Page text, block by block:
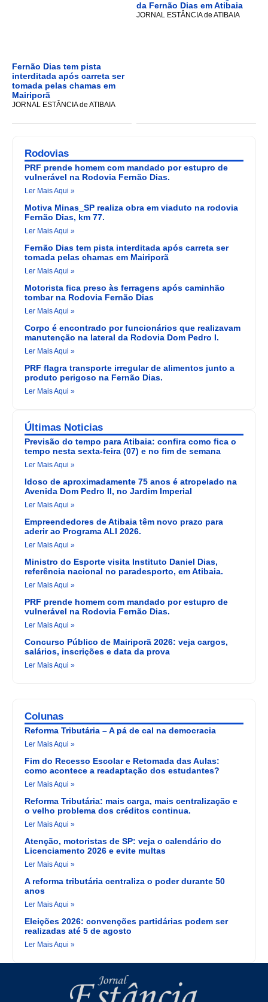
Fernão Dias tem pista
interditada após carreta ser
tomada pelas chamas em
Mairiporã
JORNAL ESTÂNCIA de ATIBAIA
da Fernão Dias em Atibaia
JORNAL ESTÂNCIA de ATIBAIA
Rodovias
PRF prende homem com mandado por estupro de
vulnerável na Rodovia Fernão Dias.
Ler Mais Aqui »
Motiva Minas_SP realiza obra em viaduto na rodovia
Fernão Dias, km 77.
Ler Mais Aqui »
Fernão Dias tem pista interditada após carreta ser
tomada pelas chamas em Mairiporã
Ler Mais Aqui »
Motorista fica preso às ferragens após caminhão
tombar na Rodovia Fernão Dias
Ler Mais Aqui »
Corpo é encontrado por funcionários que realizavam
manutenção na lateral da Rodovia Dom Pedro I.
Ler Mais Aqui »
PRF flagra transporte irregular de alimentos junto a
produto perigoso na Fernão Dias.
Ler Mais Aqui »
Últimas Noticias
Previsão do tempo para Atibaia: confira como fica o
tempo nesta sexta-feira (07) e no fim de semana
Ler Mais Aqui »
Idoso de aproximadamente 75 anos é atropelado na
Avenida Dom Pedro II, no Jardim Imperial
Ler Mais Aqui »
Empreendedores de Atibaia têm novo prazo para
aderir ao Programa ALI 2026.
Ler Mais Aqui »
Ministro do Esporte visita Instituto Daniel Dias,
referência nacional no paradesporto, em Atibaia.
Ler Mais Aqui »
PRF prende homem com mandado por estupro de
vulnerável na Rodovia Fernão Dias.
Ler Mais Aqui »
Concurso Público de Mairiporã 2026: veja cargos,
salários, inscrições e data da prova
Ler Mais Aqui »
Colunas
Reforma Tributária – A pá de cal na democracia
Ler Mais Aqui »
Fim do Recesso Escolar e Retomada das Aulas:
como acontece a readaptação dos estudantes?
Ler Mais Aqui »
Reforma Tributária: mais carga, mais centralização e
o velho problema dos créditos continua.
Ler Mais Aqui »
Atenção, motoristas de SP: veja o calendário do
Licenciamento 2026 e evite multas
Ler Mais Aqui »
A reforma tributária centraliza o poder durante 50
anos
Ler Mais Aqui »
Eleições 2026: convenções partidárias podem ser
realizadas até 5 de agosto
Ler Mais Aqui »